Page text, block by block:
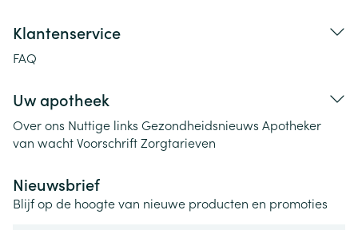
Klantenservice
FAQ
Uw apotheek
Over ons Nuttige links Gezondheidsnieuws Apotheker
van wachtVoorschriftZorgtarieven
Nieuwsbrief
Blijf op de hoogte van nieuwe producten en promoties